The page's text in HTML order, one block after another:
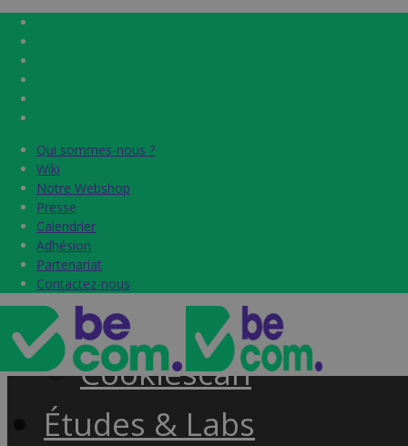
Qui sommes-nous ?
Wiki
Notre Webshop
Presse
Calendrier
Adhésion
Partenariat
Contactez-nous
Qui sommes-nous ?
Wiki
Notre Webshop
Presse
Calendrier
Adhésion
Partenariat
Contactez-nous
Home
Label & audits
Becom Trustmark
Security Scan
Cookiescan
Études & Labs